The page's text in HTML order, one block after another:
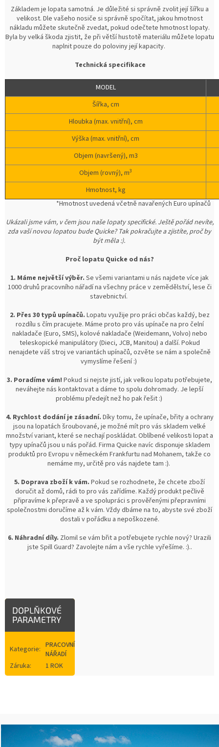
Základem je lopata samotná. Je důležité si správně zvolit její šířku a
velikost. Dle vašeho nosiče si správně spočítat, jakou hmotnost
nákladu můžete skutečně zvedat, pokud odečtete hmotnost lopaty.
Byla by velká škoda zjistit, že při větší hustotě materiálu můžete lopatu
naplnit pouze do poloviny její kapacity.
Technická specifikace
MODEL
Šířka, cm
Hloubka (max. vnitřní), cm
Výška (max. vnitřní), cm
Objem (navršený), m3
Objem (rovný), m3
Hmotnost, kg
*Hmotnost uvedená včetně navařených Euro upínačů
Ukázali jsme vám, v čem jsou naše lopaty specifické. Ještě pořád nevíte,
zda vaší novou lopatou bude Quicke? Tak pokračujte a zjistíte, proč by
být měla :).
Proč lopatu Quicke od nás?
1. Máme největší výběr. Se všemi variantami u nás najdete více jak
1000 druhů pracovního nářadí na všechny práce v zemědělství, lese či
stavebnictví.
2. Přes 30 typů upínačů. Lopatu využije pro práci občas každý, bez
rozdílu s čím pracujete. Máme proto pro vás upínače na pro čelní
nakladače (Euro, SMS), kolové nakladače (Weidemann, Volvo) nebo
teleskopické manipulátory (Dieci, JCB, Manitou) a další. Pokud
nenajdete váš stroj ve variantách upínačů, ozvěte se nám a společně
vymyslíme řešení :)
3. Poradíme vám! Pokud si nejste jistí, jak velkou lopatu potřebujete,
neváhejte nás kontaktovat a dáme to spolu dohromady. Je lepší
problému předejít než ho pak řešit :)
4. Rychlost dodání je zásadní. Díky tomu, že upínače, břity a ochrany
jsou na lopatách šroubované, je možné mít pro vás skladem velké
množství variant, které se nechají poskládat. Oblíbené velikosti lopat a
typy upínačů jsou u nás pořád. Firma Quicke navíc disponuje skladem
produktů pro Evropu v německém Frankfurtu nad Mohanem, takže co
nemáme my, určitě pro vás najdete tam :).
5. Doprava zboží k vám. Pokud se rozhodnete, že chcete zboží
doručit až domů, rádi to pro vás zařídíme. Každý produkt pečlivě
připravíme k přepravě a ve spolupráci s prověřenými přepravními
společnostmi doručíme až k vám. Vždy dbáme na to, abyste své zboží
dostali v pořádku a nepoškozené.
6. Náhradní díly. Zlomil se vám břit a potřebujete rychle nový? Urazili
jste Spill Guard? Zavolejte nám a vše rychle vyřešíme. :)..
DOPLŇKOVÉ
PARAMETRY
Kategorie: PRACOVNÍ
NÁŘADÍ
Záruka: 1 ROK